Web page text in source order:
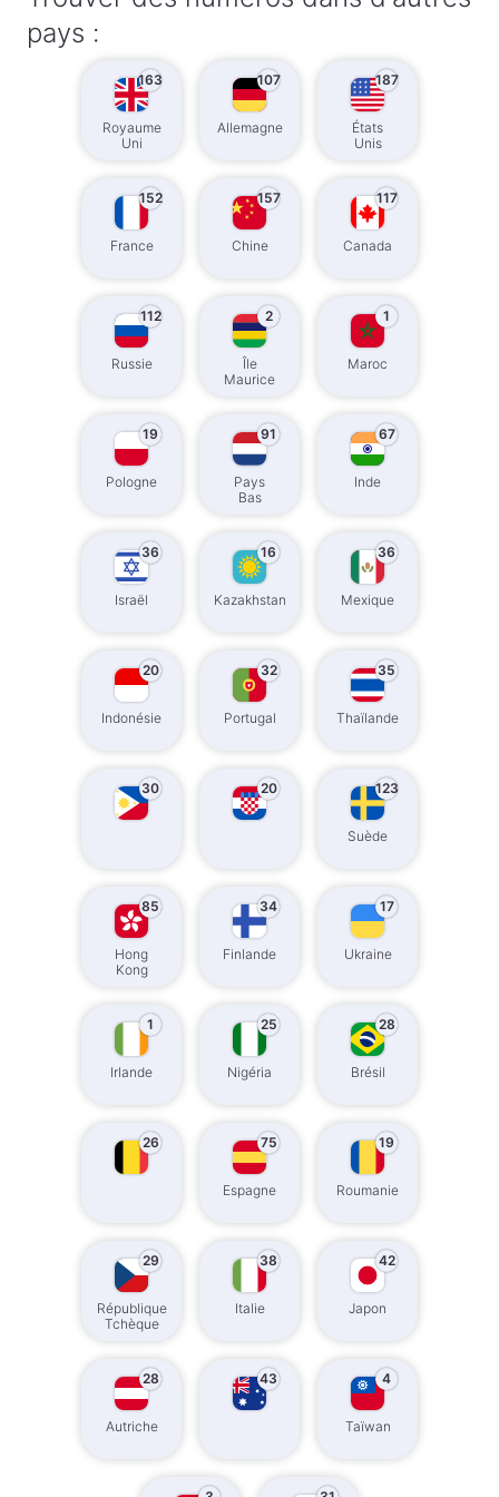
pays :
163
Royaume
Uni
107
Allemagne
187
États
Unis
152
France
157
Chine
117
Canada
112
Russie
2
Île
Maurice
1
Maroc
19
Pologne
91
Pays
Bas
67
Inde
36
Israël
16
Kazakhstan
36
Mexique
20
Indonésie
32
Portugal
35
Thaïlande
30 20 123
Suède
85
Hong
Kong
34
Finlande
17
Ukraine
1
Irlande
25
Nigéria
28
Brésil
26 75
Espagne
19
Roumanie
29
République
Tchèque
38
Italie
42
Japon
28
Autriche
43 4
Taïwan